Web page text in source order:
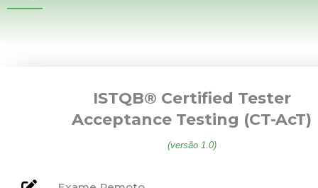
ISTQB® Certified Tester
Acceptance Testing (CT-AcT)
(versão 1.0)